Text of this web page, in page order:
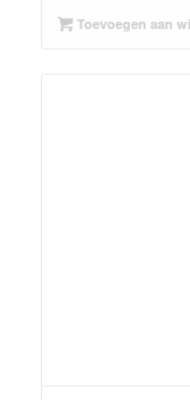
Toevoegen aan